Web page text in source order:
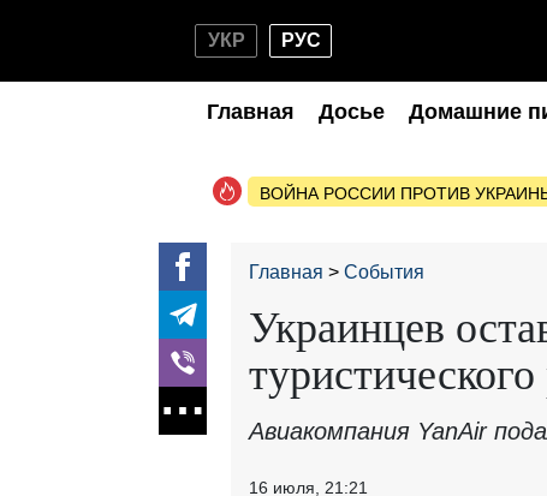
УКР РУС
Главная Досье Домашние
ВОЙНА РОССИИ ПРОТИВ
Главная События
Украинцев
Авиакомпания YanAir
16 июля, 21:21